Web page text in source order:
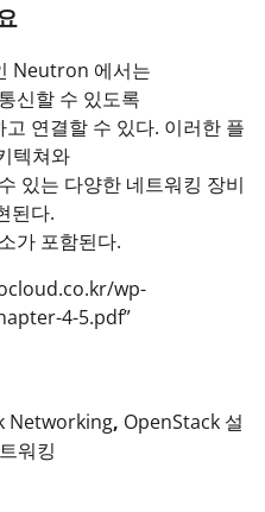
Neutron 에서는
신할 수 있도록
연결할 수 있다. 이러한 플
텍쳐와
있는 다양한 네트워킹 장비
된다.
가 포함된다.
wp-
4-5.pdf”
Networking, OpenStack 설
워킹